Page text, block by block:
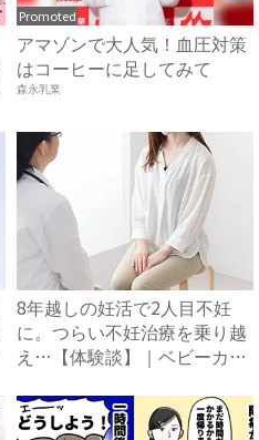
Promoted
アマゾンで大人気！血圧対策
はコーヒーに足してみて
森永乳業
8年越しの妊活で2人目不妊
に。つらい不妊治療を乗り越
え…【体験談】｜ベビーカレ